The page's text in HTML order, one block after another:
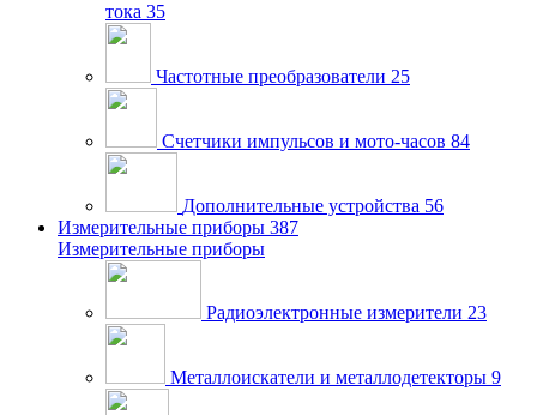
тока 35
Частотные преобразователи 25
Счетчики импульсов и мото-часов 84
Дополнительные устройства 56
Измерительные приборы 387
Измерительные приборы
Радиоэлектронные измерители 23
Металлоискатели и металлодетекторы 9